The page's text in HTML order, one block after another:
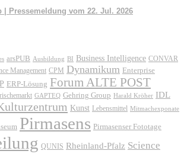
| Pressemeldung vom 22. Jul. 2026
arsPUB Ausbildung BI Business Intelligence CONVAR
Management CPM Dynamikum Enterprise
ERP-Lösung Forum ALTE POST
GAPTEQ Gehring Group Harald Kröher IDL
Kunst Lebensmittel Mitmachexponate
Pirmasens Pirmasenser Fototage
QUNIS Rheinland-Pfalz Science